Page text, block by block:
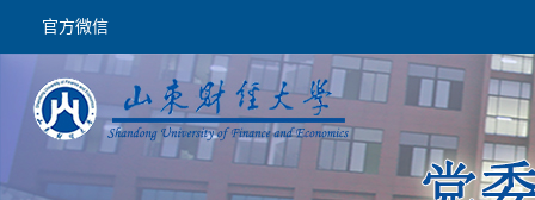
官方微信